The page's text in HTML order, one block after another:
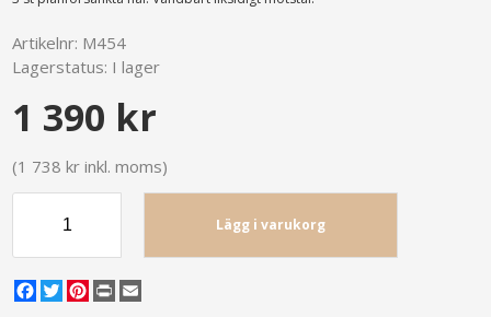
Artikelnr: M454
Lagerstatus: I lager
1 390 kr
(1 738 kr inkl. moms)
Lägg i varukorg
Facebook
TwitterPinterest
Print